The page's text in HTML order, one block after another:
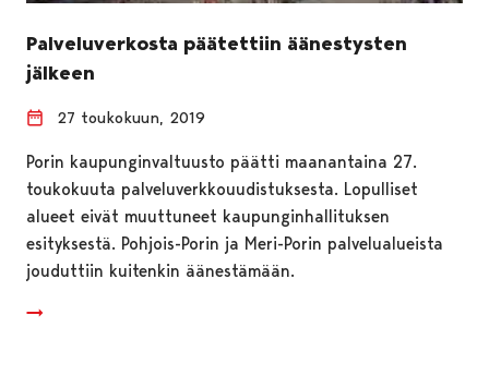
Palveluverkosta päätettiin äänestysten
jälkeen
27 toukokuun, 2019
Porin kaupunginvaltuusto päätti maanantaina 27.
toukokuuta palveluverkkouudistuksesta. Lopulliset
alueet eivät muuttuneet kaupunginhallituksen
esityksestä. Pohjois-Porin ja Meri-Porin palvelualueista
jouduttiin kuitenkin äänestämään.